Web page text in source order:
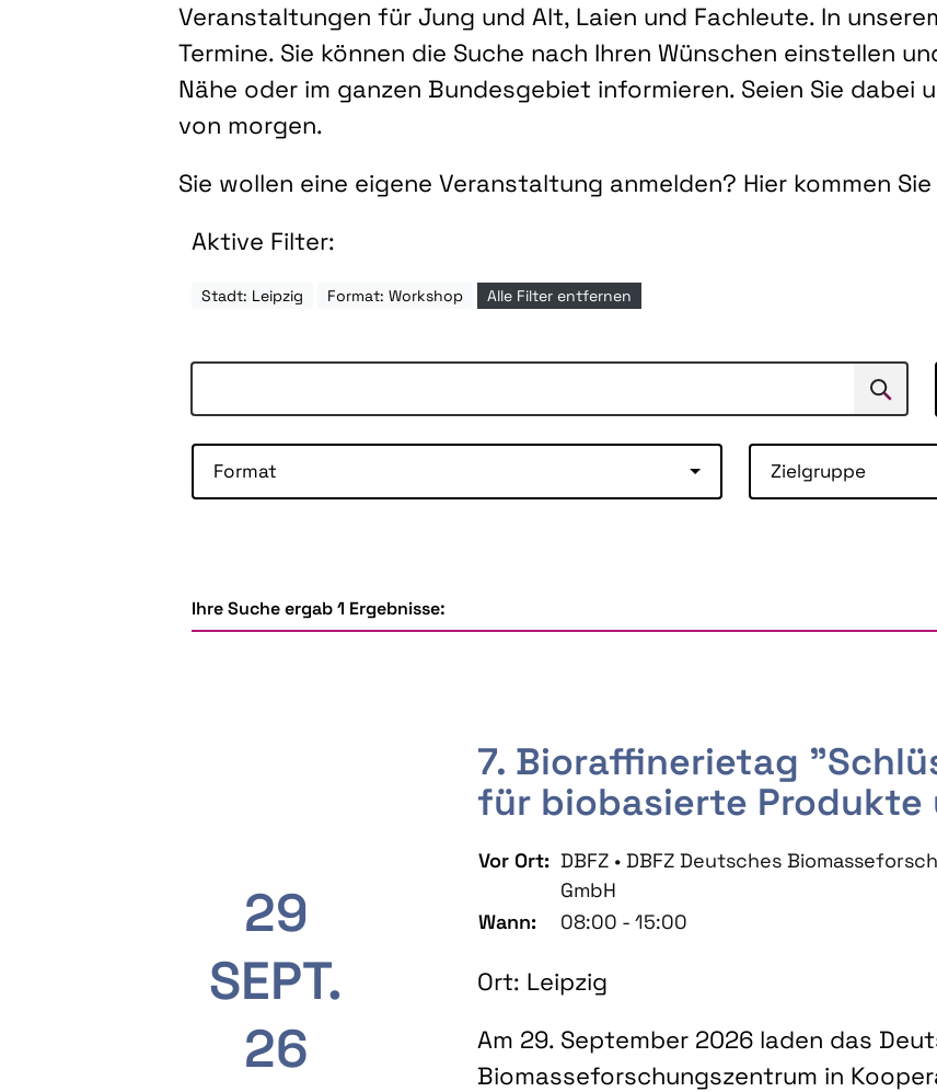
Veranstaltungen für Jung und Alt, Laien und Fachleute. In
Termine. Sie können die Suche nach Ihren Wünschen einstellen
Nähe oder im ganzen Bundesgebiet informieren. Seien Sie dabei
von morgen.
Sie wollen eine eigene Veranstaltung anmelden? Hier kommen Sie
Aktive Filter:
Stadt: Leipzig Format: Workshop Alle Filter entfernen
Suchen
Format Zielgruppe
Ihre Suche ergab 1 Ergebnisse:
29
SEPT.
26
7. Bioraffinerietag
für biobasierte
Vor Ort: DBFZ • DBFZ Deutsches
GmbH
Wann:
08:00 - 15:00
Ort: Leipzig
Am 29. September 2026 laden das
Biomasseforschungszentrum in